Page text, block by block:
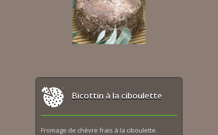
Bicottin à la ciboulette
Fromage de chèvre frais à la ciboulette.